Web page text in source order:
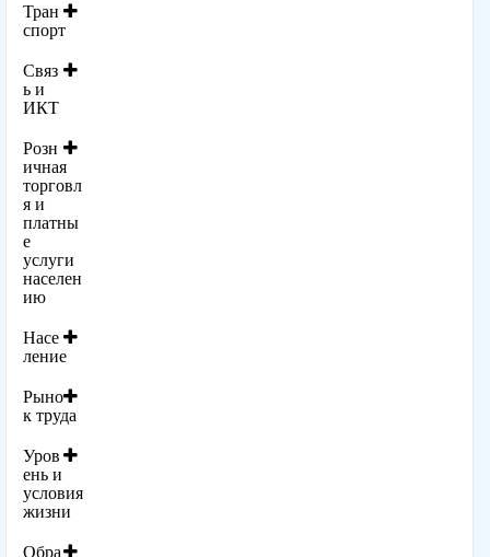
Тран
спорт
Связ
ь и
ИКТ
Розн
ичная
торговл
я и
платны
е
услуги
населен
ию
Насе
ление
Рыно
к труда
Уров
ень и
условия
жизни
Обра